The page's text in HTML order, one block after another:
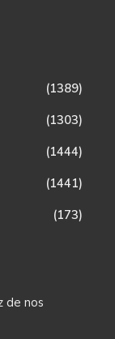
(1389)
(1303)
(1444)
(1441)
(173)
de nos